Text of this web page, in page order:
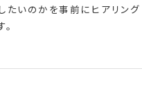
たいのかを事前にヒアリング